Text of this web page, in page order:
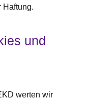
Haftung.
und
werten wir